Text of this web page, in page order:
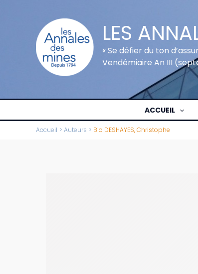
LES
« Se défier du ton
Vendémiaire An III
ACCUEIL
Accueil Auteurs Bio DESHAYES, Christophe